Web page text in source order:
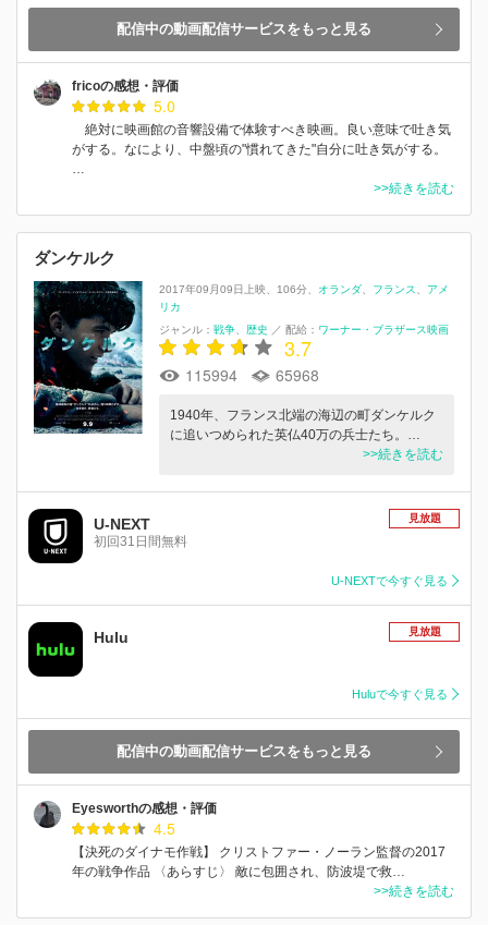
配信中の動画配信サービスをもっと見る
fricoの感想・評価
5.0
絶対に映画館の音響設備で体験すべき映画。良い意味で吐き気
がする。なにより、中盤頃の"慣れてきた"自分に吐き気がする。
>>続きを読む
ダンケルク
2017年09月09日上映 106分 オランダ フランス
アメ
リカ
ジャンル： 戦争 歴史 ／ 配給： ワーナー・ブラザース映画
3.7
115994 65968
1940年、フランス北端の海辺の町ダンケルク
に追いつめられた英仏40万の兵士たち。…
>>続きを読む
U-NEXT
初回31日間無料
見放題
U-NEXTで今すぐ見る
Hulu 見放題
Huluで今すぐ見る
配信中の動画配信サービスをもっと見る
Eyesworthの感想・評価
4.5
【決死のダイナモ作戦】 クリストファー・ノーラン監督の2017
年の戦争作品 〈あらすじ〉 敵に包囲され、防波堤で救…
>>続きを読む